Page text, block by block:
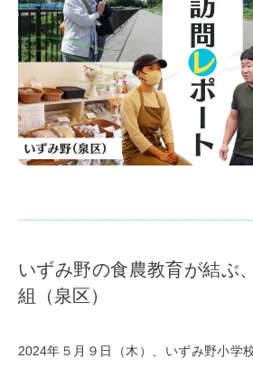
いずみ野の食農教育が結ぶ
組（泉区）
2024年５月９日（木）、いずみ野小学